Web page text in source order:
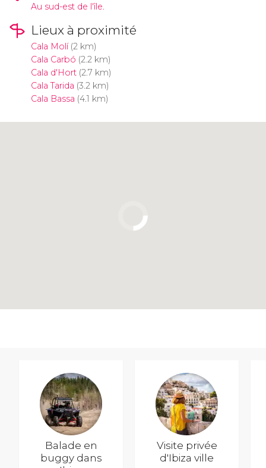
Au sud-est de l'île.
Lieux à proximité
Cala Molí(2 km)
Cala Carbó (2.2 km)
Cala d'Hort(2.7 km)
Cala Tarida (3.2 km)
Cala Bassa (4.1 km)
Balade en
buggy dans
Visite privée
d'Ibiza ville